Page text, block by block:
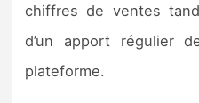
chiffres de ventes
d’un apport régulier
plateforme.